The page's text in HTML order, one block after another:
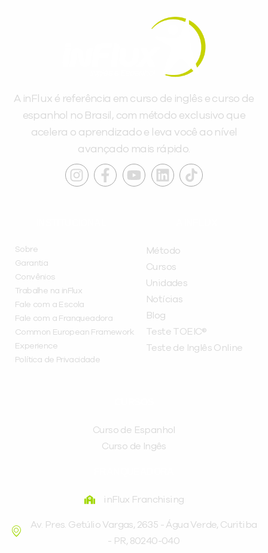
A inFlux é referência em curso de inglês e curso de
espanhol no Brasil, com método exclusivo que
acelera o aprendizado e leva você ao nível
avançado mais rápido.
Sobre
Garantia
Convênios
Trabalhe na inFlux
Fale com a Escola
Fale com a Franqueadora
Common European Framework
Experience
Política de Privacidade
Método
Cursos
Unidades
Notícias
Blog
Teste TOEIC®
Teste de Inglês Online
Curso de Espanhol
Curso de Ingês
inFlux Franchising
Av. Pres. Getúlio Vargas, 2635 - Água Verde, Curitiba
- PR, 80240-040